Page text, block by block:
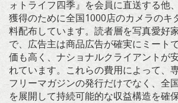
ォトライフ四季』を会員に直送する他
獲得のために全国1000店のカメラのキ
料配布しています。読者層を写真愛好
で、広告主は商品広告が確実にミート
価も高く、ナショナルクライアントが
れています。これらの費用によって、
フリーマガジンの発行だけでなく、全
を展開して持続可能的な収益構造を確